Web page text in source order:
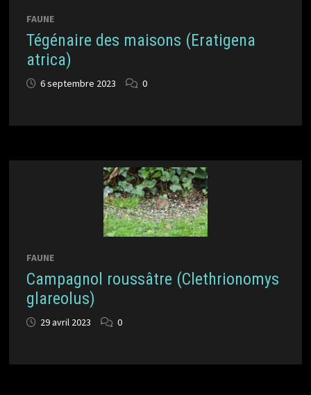
FAUNE
Tégénaire des maisons (Eratigena
atrica)
6 septembre 2023 0
FAUNE
Campagnol roussâtre (Clethrionomys
glareolus)
29 avril 2023 0